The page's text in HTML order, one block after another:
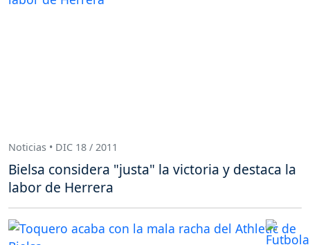
Noticias • DIC 18 / 2011
Bielsa considera "justa" la victoria y destaca la
labor de Herrera